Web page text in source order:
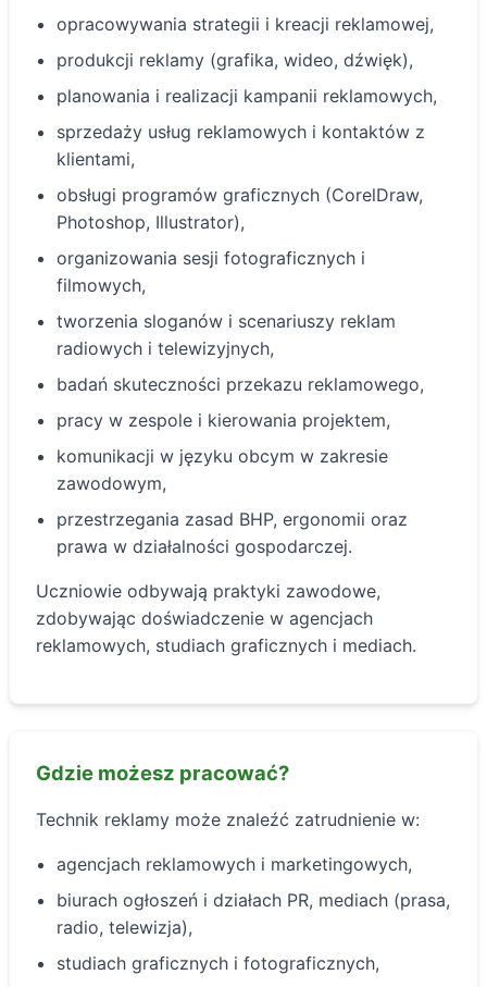
opracowywania strategii i kreacji reklamowej,
produkcji reklamy (grafika, wideo, dźwięk),
planowania i realizacji kampanii reklamowych,
sprzedaży usług reklamowych i kontaktów z
klientami,
obsługi programów graficznych (CorelDraw,
Photoshop, Illustrator),
organizowania sesji fotograficznych i
filmowych,
tworzenia sloganów i scenariuszy reklam
radiowych i telewizyjnych,
badań skuteczności przekazu reklamowego,
pracy w zespole i kierowania projektem,
komunikacji w języku obcym w zakresie
zawodowym,
przestrzegania zasad BHP, ergonomii oraz
prawa w działalności gospodarczej.
Uczniowie odbywają praktyki zawodowe,
zdobywając doświadczenie w agencjach
reklamowych, studiach graficznych i mediach.
Gdzie możesz pracować?
Technik reklamy może znaleźć zatrudnienie w:
agencjach reklamowych i marketingowych,
biurach ogłoszeń i działach PR, mediach (prasa,
radio, telewizja),
studiach graficznych i fotograficznych,